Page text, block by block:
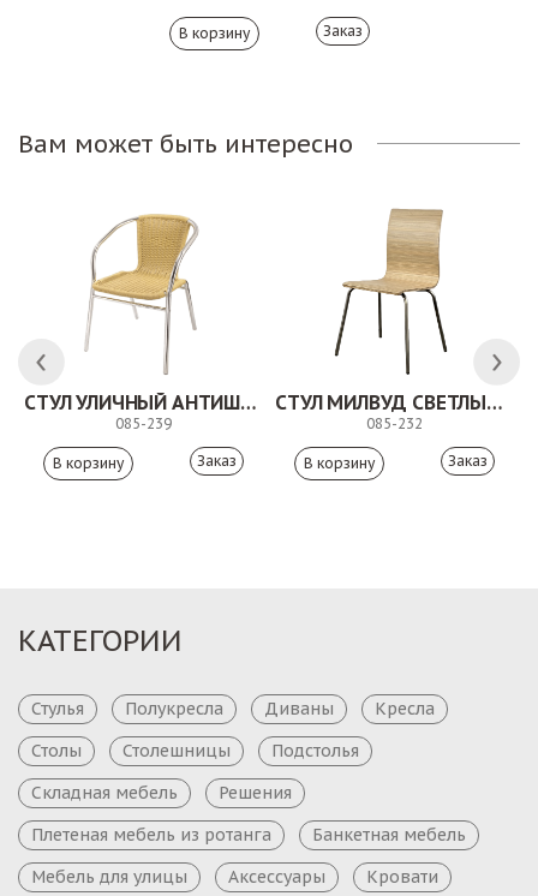
Заказ
Вам может быть интересно
СТУЛ УЛИЧНЫЙ АНТИШОН
085-239
Заказ
СТУЛ МИЛВУД СВЕТЛЫЙ ШЕЛК
085-232
Заказ
КАТЕГОРИИ
Стулья Полукресла Диваны
Кресла
Столы
Столешницы
Подстолья
Складная мебель
Решения
Плетеная мебель из ротанга
Банкетная мебель
Мебель для улицы
Аксессуары Кровати